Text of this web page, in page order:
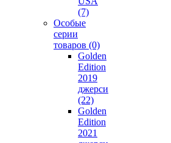
(7)
Особые
серии
товаров (0)
Golden
Edition
2019
джерси
(22)
Golden
Edition
2021